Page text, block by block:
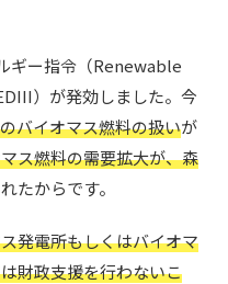
ギー指令（Renewable
）が発効しました。今
バイオマス燃料の扱いが
ス燃料の需要拡大が、森
たからです。
発電所もしくはバイオマ
財政支援を行わないこ